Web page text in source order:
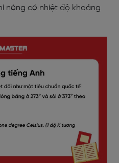
nóng có nhiệt độ khoảng